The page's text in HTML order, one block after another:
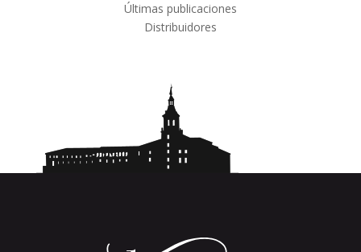
Últimas publicaciones
Distribuidores